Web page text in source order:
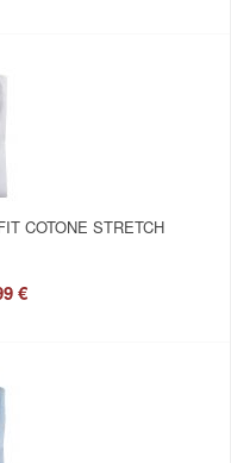
COTONE STRETCH
€